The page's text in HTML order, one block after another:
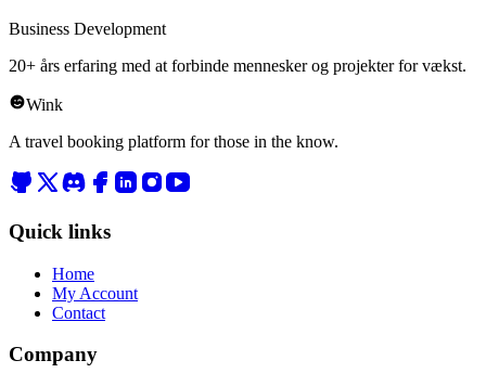
Business Development
20+ års erfaring med at forbinde mennesker og projekter for vækst.
Wink
A travel booking platform for those in the know.
Quick links
Home
My Account
Contact
Company